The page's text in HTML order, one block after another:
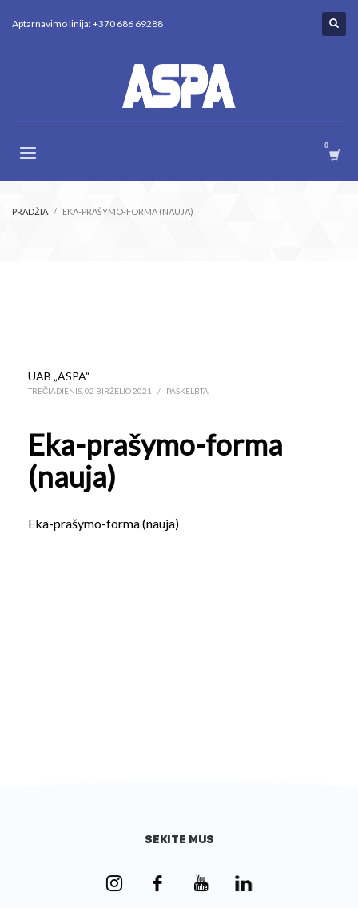
Aptarnavimo linija: +370 686 69288
PRADŽIA EKA-PRAŠYMO-FORMA (NAUJA)
UAB „ASPA“
TREČIADIENIS, 02 BIRŽELIO 2021 / PASKELBTA
Eka-prašymo-forma
(nauja)
Eka-prašymo-forma (nauja)
SEKITE MUS